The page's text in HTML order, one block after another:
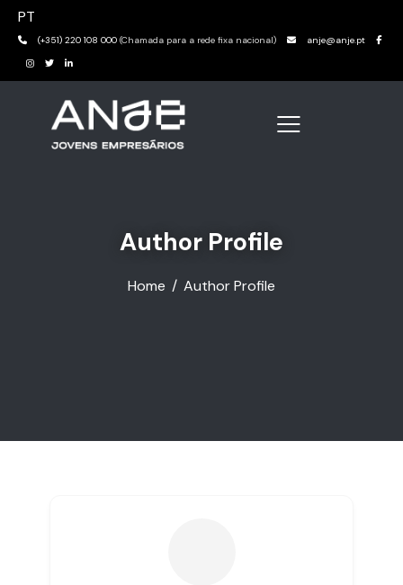
PT
(+351) 220 108 000 (Chamada para a rede fixa nacional) anje@anje.pt
Author Profile
Home Author Profile